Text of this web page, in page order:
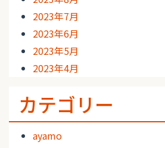
2023年7月
2023年6月
2023年5月
2023年4月
カテゴリー
ayamo